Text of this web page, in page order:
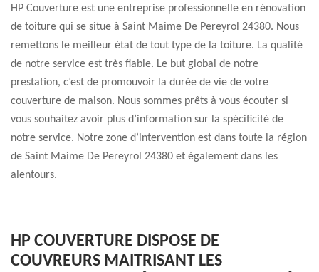
HP Couverture est une entreprise professionnelle en rénovation
de toiture qui se situe à Saint Maime De Pereyrol 24380. Nous
remettons le meilleur état de tout type de la toiture. La qualité
de notre service est très fiable. Le but global de notre
prestation, c’est de promouvoir la durée de vie de votre
couverture de maison. Nous sommes prêts à vous écouter si
vous souhaitez avoir plus d’information sur la spécificité de
notre service. Notre zone d’intervention est dans toute la région
de Saint Maime De Pereyrol 24380 et également dans les
alentours.
HP COUVERTURE DISPOSE DE
COUVREURS MAITRISANT LES